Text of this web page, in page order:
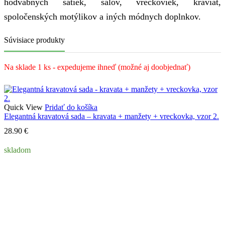
hodvábnych šatiek, šálov, vreckoviek, kraviat,
spoločenských motýlikov a iných módnych doplnkov.
Súvisiace produkty
Na sklade 1 ks - expedujeme ihneď (možné aj doobjednať)
Quick View Pridať do košíka
Elegantná kravatová sada – kravata + manžety + vreckovka, vzor 2.
28.90 €
skladom